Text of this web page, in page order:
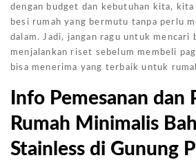
dengan budget dan kebutuhan kita, kita
besi rumah yang bermutu tanpa perlu
dalam. Jadi, jangan ragu untuk mencari
menjalankan riset sebelum membeli
bisa menerima yang terbaik untuk
Info Pemesanan dan
Rumah Minimalis
Stainless di Gunung